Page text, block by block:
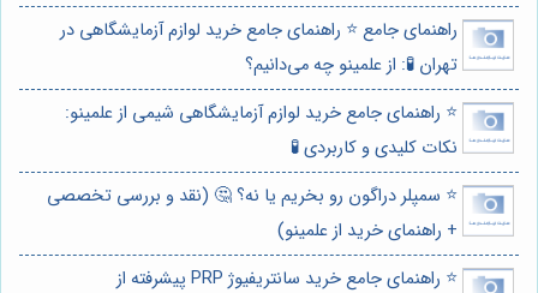
راهنمای جامع ⭐️ راهنمای جامع خرید لوازم آزمایشگاهی در
تهران 🧪: از علمینو چه می‌دانیم؟
⭐️ راهنمای جامع خرید لوازم آزمایشگاهی شیمی از علمینو:
نکات کلیدی و کاربردی 🧪
⭐️ سمپلر دراگون رو بخریم یا نه؟ 🤔 (نقد و بررسی تخصصی
+ راهنمای خرید از علمینو)
⭐️ راهنمای جامع خرید سانتریفیوژ PRP پیشرفته از